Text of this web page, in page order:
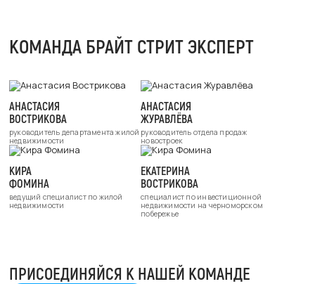
КОМАНДА БРАЙТ СТРИТ ЭКСПЕРТ
АНАСТАСИЯ
ВОСТРИКОВА
руководитель департамента жилой
недвижимости
АНАСТАСИЯ
ЖУРАВЛЁВА
руководитель отдела продаж
новостроек
КИРА
ФОМИНА
ведущий специалист по жилой
недвижимости
ЕКАТЕРИНА
ВОСТРИКОВА
специалист по инвестиционной
недвижимости на черноморском
побережье
ПРИСОЕДИНЯЙСЯ К НАШЕЙ КОМАНДЕ